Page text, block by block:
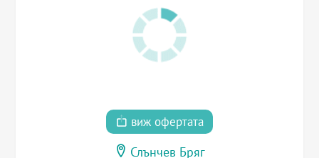
виж офертата
Слънчев Бряг